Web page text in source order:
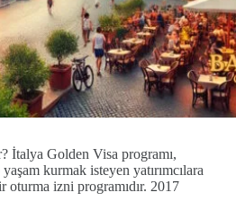
İtalya Golden Visa programı,
kurmak isteyen yatırımcılara
oturma izni programıdır. 2017